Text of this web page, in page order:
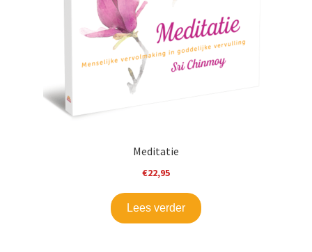
Meditatie
€22,95
Lees verder